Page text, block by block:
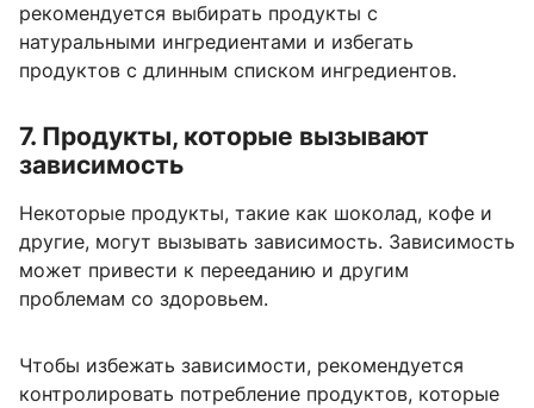
рекомендуется выбирать продукты с
натуральными ингредиентами и избегать
продуктов с длинным списком ингредиентов.
7. Продукты, которые вызывают
зависимость
Некоторые продукты, такие как шоколад, кофе и
другие, могут вызывать зависимость. Зависимость
может привести к перееданию и другим
проблемам со здоровьем.
Чтобы избежать зависимости, рекомендуется
контролировать потребление продуктов, которые